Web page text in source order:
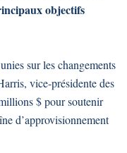
objectifs
sur les changements
vice-présidente des
$ pour soutenir
d’approvisionnement